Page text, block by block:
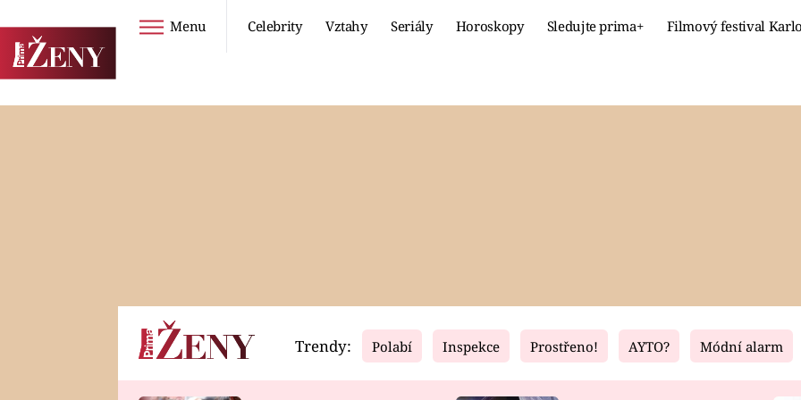
Menu Celebrity Vztahy Seriály Horoskopy Sledujte prima+ Filmový festival
Horoskopy Video Fresh Living
Trendy: Polabí Inspekce Prostřeno! AYTO? Módní alarm